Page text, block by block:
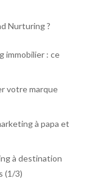
Nurturing ?
immobilier : ce
votre marque
à papa et
à destination
(1/3)